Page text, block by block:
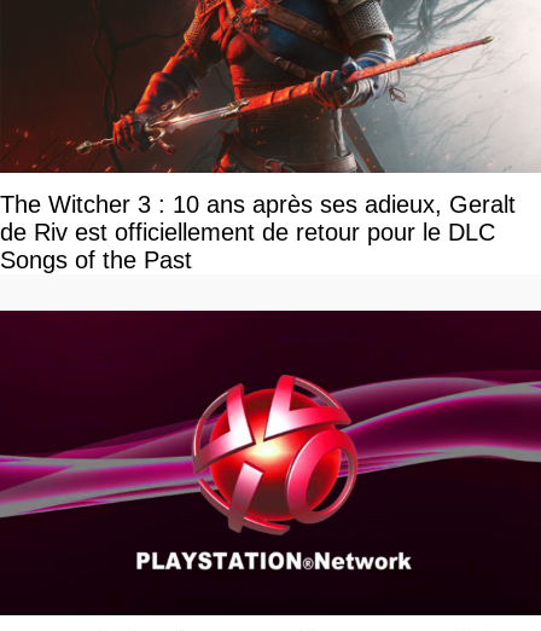
The Witcher 3 : 10 ans après ses adieux, Geralt
de Riv est officiellement de retour pour le DLC
Songs of the Past